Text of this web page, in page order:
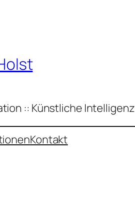
:: Künstliche Intelligenz
Kontakt